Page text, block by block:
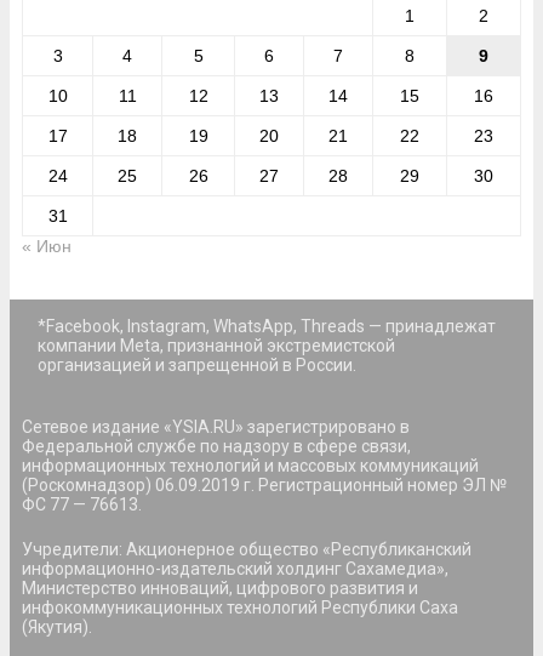
1 2
3 4 5 6 7 8 9
10 11 12 13 14 15 16
17 18 19 20 21 22 23
24 25 26 27 28 29 30
31
« Июн
*Facebook, Instagram, WhatsApp, Threads — принадлежат
компании Meta, признанной экстремистской
организацией и запрещенной в России.
Сетевое издание «YSIA.RU» зарегистрировано в
Федеральной службе по надзору в сфере связи,
информационных технологий и массовых коммуникаций
(Роскомнадзор) 06.09.2019 г. Регистрационный номер ЭЛ №
ФС 77 — 76613.
Учредители: Акционерное общество «Республиканский
информационно-издательский холдинг Сахамедиа»,
Министерство инноваций, цифрового развития и
инфокоммуникационных технологий Республики Саха
(Якутия).